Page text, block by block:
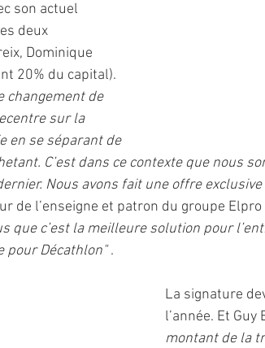
son actuel
deux
Dominique
20% du capital).
changement de
sur la
en se séparant de
C’est dans ce contexte que nous
Nous avons fait une offre
de l’enseigne et patron du groupe
que c’est la meilleure solution pour
pour Décathlon" .
La signature
l’année. Et
montant de la